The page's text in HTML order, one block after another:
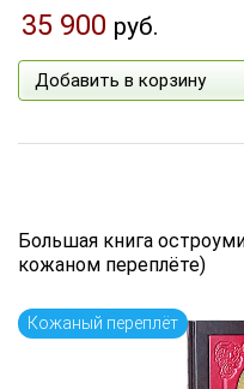
35 900 руб.
Добавить в корзину
Большая книга
кожаном переплёте)
Кожаный переплёт